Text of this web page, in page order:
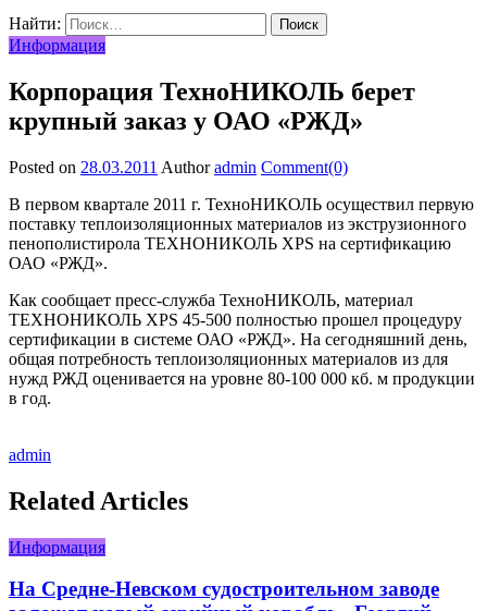
Найти:
Информация
Корпорация ТехноНИКОЛЬ берет
крупный заказ у ОАО «РЖД»
Posted on 28.03.2011 Author admin Comment(0)
В первом квартале 2011 г. ТехноНИКОЛЬ осуществил первую
поставку теплоизоляционных материалов из экструзионного
пенополистирола ТЕХНОНИКОЛЬ XPS на сертификацию
ОАО «РЖД».
Как сообщает пресс-служба ТехноНИКОЛЬ, материал
ТЕХНОНИКОЛЬ XPS 45-500 полностью прошел процедуру
сертификации в системе ОАО «РЖД». На сегодняшний день,
общая потребность теплоизоляционных материалов из для
нужд РЖД оценивается на уровне 80-100 000 кб. м продукции
в год.
admin
Related Articles
Информация
На Средне-Невском судостроительном заводе